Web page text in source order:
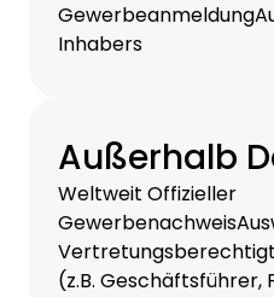
Inhabers
Außerhalb
Weltweit Offizieller
(z.B.